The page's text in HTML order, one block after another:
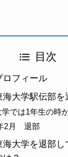
目次
ロフィール
海大学駅伝部を
学では1年生の時
2月 退部
海大学を退部し